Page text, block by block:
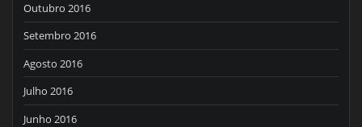
Outubro 2016
Setembro 2016
Agosto 2016
Julho 2016
Junho 2016